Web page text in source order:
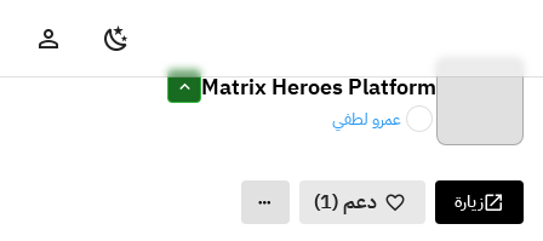
Matrix Heroes Platform
عمرو لطفي
زيارة دعم (1)